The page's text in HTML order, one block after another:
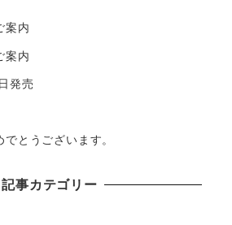
案内
案内
発売
とうございます。
記事カテゴリー